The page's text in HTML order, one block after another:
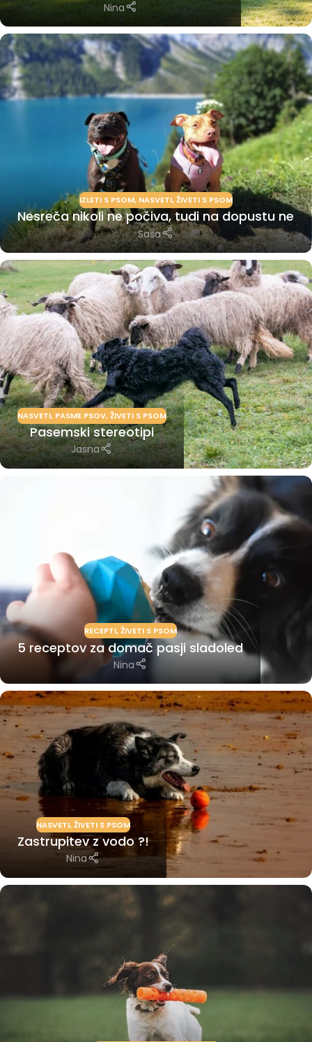
Nina
IZLETI S PSOM, NASVETI,ŽIVETI S PSOM
Nesreča nikoli ne počiva, tudi na dopustu ne
Saša
NASVETI, PASME PSOV,ŽIVETI S PSOM
Pasemski stereotipi
Jasna
RECEPTI,ŽIVETI S PSOM
5 receptov za domač pasji sladoled
Nina
NASVETI,ŽIVETI S PSOM
Zastrupitev z vodo ?!
Nina